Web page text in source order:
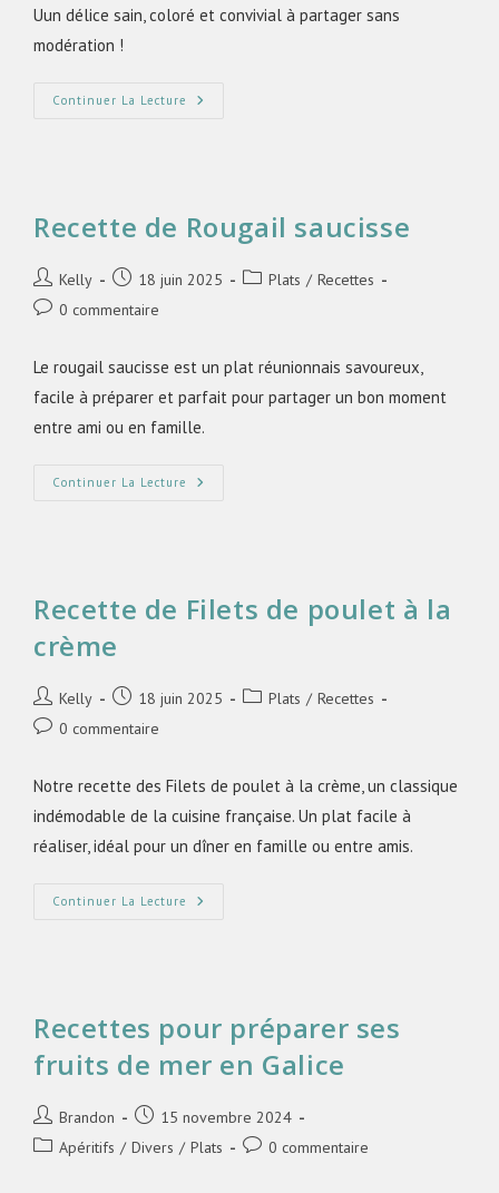
Uun délice sain, coloré et convivial à partager sans
modération !
Continuer La Lecture
Recette de Rougail saucisse
Kelly 18 juin 2025 Plats / Recettes
0 commentaire
Le rougail saucisse est un plat réunionnais savoureux,
facile à préparer et parfait pour partager un bon moment
entre ami ou en famille.
Continuer La Lecture
Recette de Filets de poulet à la
crème
Kelly 18 juin 2025 Plats / Recettes
0 commentaire
Notre recette des Filets de poulet à la crème, un classique
indémodable de la cuisine française. Un plat facile à
réaliser, idéal pour un dîner en famille ou entre amis.
Continuer La Lecture
Recettes pour préparer ses
fruits de mer en Galice
Brandon
15 novembre 2024
Apéritifs / Divers / Plats 0 commentaire